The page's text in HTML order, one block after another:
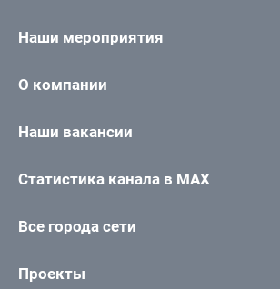
Наши мероприятия
О компании
Наши вакансии
Статистика канала в MAX
Все города сети
Проекты